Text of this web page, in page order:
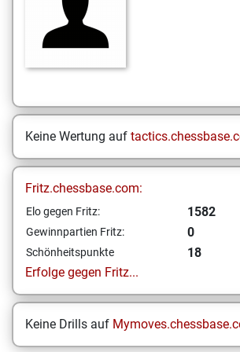
Keine Wertung auf
Fritz.chessbase.com:
Elo gegen Fritz: 1582
Gewinnpartien Fritz: 0
Schönheitspunkte
18
Erfolge gegen Fritz...
Keine Drills auf